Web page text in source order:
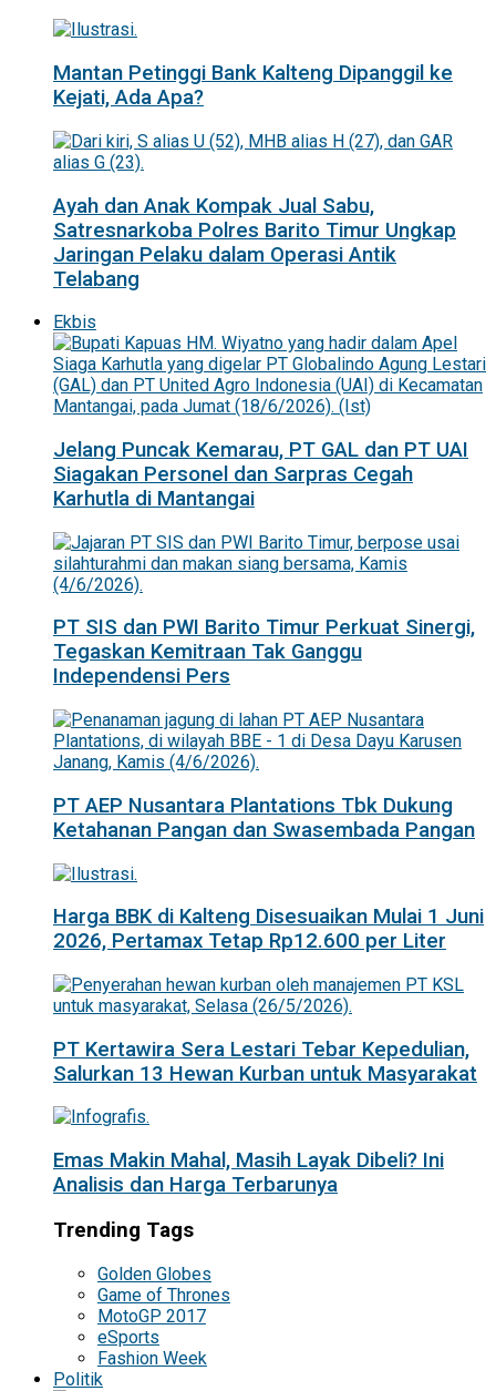
Mantan Petinggi Bank Kalteng Dipanggil ke
Kejati, Ada Apa?
Ayah dan Anak Kompak Jual Sabu,
Satresnarkoba Polres Barito Timur Ungkap
Jaringan Pelaku dalam Operasi Antik
Telabang
Ekbis
Jelang Puncak Kemarau, PT GAL dan PT UAI
Siagakan Personel dan Sarpras Cegah
Karhutla di Mantangai
PT SIS dan PWI Barito Timur Perkuat Sinergi,
Tegaskan Kemitraan Tak Ganggu
Independensi Pers
PT AEP Nusantara Plantations Tbk Dukung
Ketahanan Pangan dan Swasembada Pangan
Harga BBK di Kalteng Disesuaikan Mulai 1 Juni
2026, Pertamax Tetap Rp12.600 per Liter
PT Kertawira Sera Lestari Tebar Kepedulian,
Salurkan 13 Hewan Kurban untuk Masyarakat
Emas Makin Mahal, Masih Layak Dibeli? Ini
Analisis dan Harga Terbarunya
Trending Tags
Golden Globes
Game of Thrones
MotoGP 2017
eSports
Fashion Week
Politik